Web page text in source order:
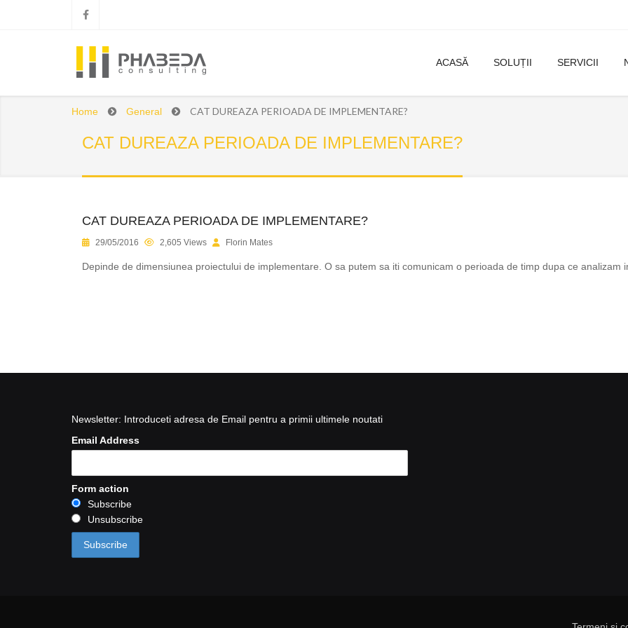
ACASĂ SOLUȚII SERVICII
CAT DUREAZA PERIOADA DE IMPLEMENTARE?
Home General CAT DUREAZA PERIOADA DE IMPLEMENTARE?
CAT DUREAZA PERIOADA DE IMPLEMENTARE?
1 2 3 4 5
29/05/2016 2,605 Views Florin Mates
Depinde de dimensiunea proiectului de implementare. O sa putem sa iti comunicam o perioada de timp dupa ce analizam
Newsletter: Introduceti adresa de Email pentru a primii ultimele noutati
Email Address
Form action
Subscribe
Unsubscribe